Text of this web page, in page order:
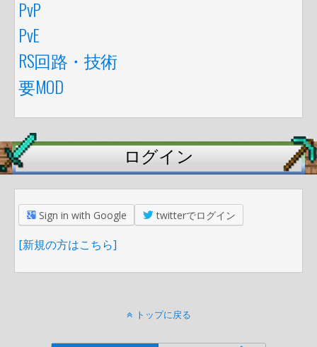
PvP
PvE
RS回路・技術
要MOD
ログイン
Sign in with Google twitterでログイン
[新規の方はこちら]
トップに戻る